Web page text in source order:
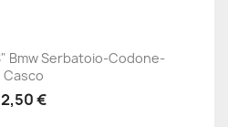
Bmw Serbatoio-Codone-
Casco
2,50 €